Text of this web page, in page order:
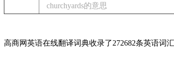
churchyards的意思
高商网英语在线翻译词典收录了272682条英语词